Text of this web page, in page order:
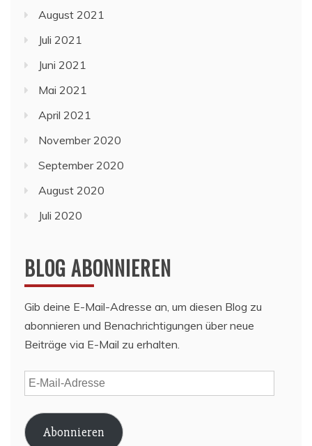
August 2021
Juli 2021
Juni 2021
Mai 2021
April 2021
November 2020
September 2020
August 2020
Juli 2020
BLOG ABONNIEREN
Gib deine E-Mail-Adresse an, um diesen Blog zu
abonnieren und Benachrichtigungen über neue
Beiträge via E-Mail zu erhalten.
E-
Mail-
Adresse
Abonnieren